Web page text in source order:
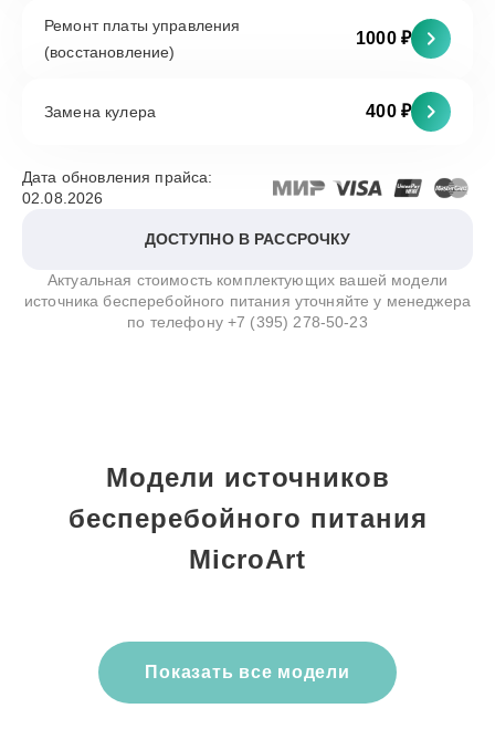
Ремонт платы управления
(восстановление)
1000 ₽
Замена кулера 400 ₽
Дата обновления прайса:
02.08.2026
ДОСТУПНО В РАССРОЧКУ
Актуальная стоимость комплектующих вашей модели
источника бесперебойного питания уточняйте у менеджера
по телефону+7 (395) 278-50-23
Модели источников
бесперебойного питания
MicroArt
Показать все модели